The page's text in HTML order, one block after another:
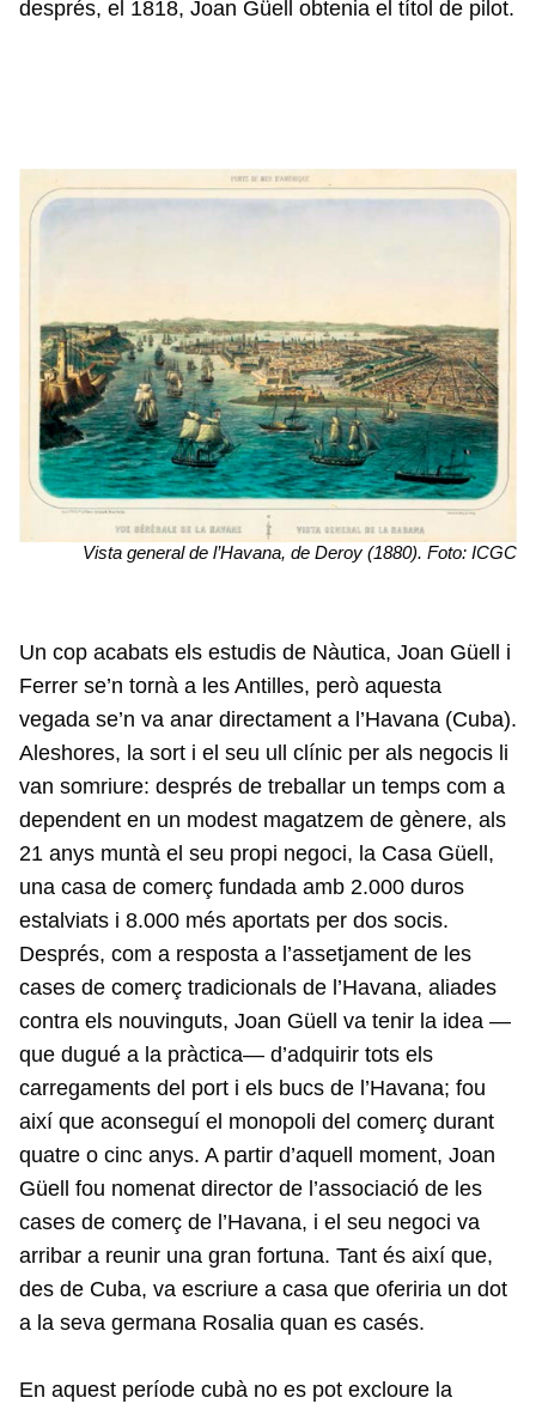
després, el 1818, Joan Güell obtenia el títol de pilot.
Vista general de l’Havana, de Deroy (1880). Foto: ICGC
Un cop acabats els estudis de Nàutica, Joan Güell i
Ferrer se’n tornà a les Antilles, però aquesta
vegada se’n va anar directament a l’Havana (Cuba).
Aleshores, la sort i el seu ull clínic per als negocis li
van somriure: després de treballar un temps com a
dependent en un modest magatzem de gènere, als
21 anys muntà el seu propi negoci, la Casa Güell,
una casa de comerç fundada amb 2.000 duros
estalviats i 8.000 més aportats per dos socis.
Després, com a resposta a l’assetjament de les
cases de comerç tradicionals de l’Havana, aliades
contra els nouvinguts, Joan Güell va tenir la idea —
que dugué a la pràctica— d’adquirir tots els
carregaments del port i els bucs de l’Havana; fou
així que aconseguí el monopoli del comerç durant
quatre o cinc anys. A partir d’aquell moment, Joan
Güell fou nomenat director de l’associació de les
cases de comerç de l’Havana, i el seu negoci va
arribar a reunir una gran fortuna. Tant és així que,
des de Cuba, va escriure a casa que oferiria un dot
a la seva germana Rosalia quan es casés.
En aquest període cubà no es pot excloure la